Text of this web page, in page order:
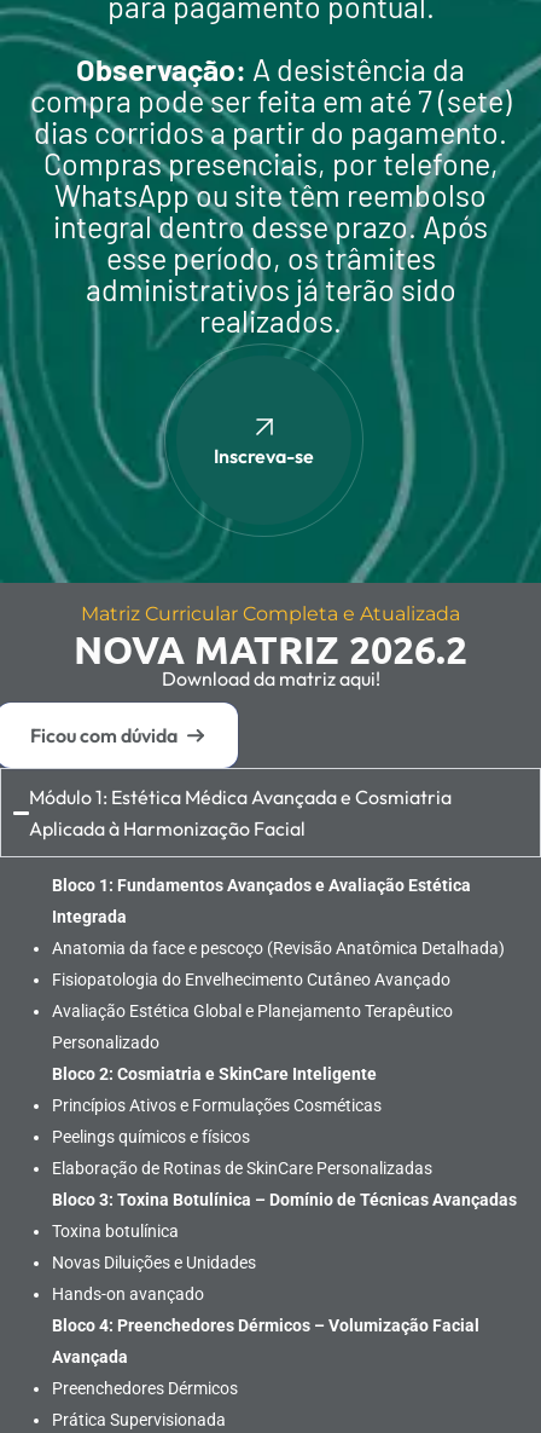
Inscreva-se
Observação: A desistência da
compra pode ser feita em até 7 (sete)
dias corridos a partir do pagamento.
Compras presenciais, por telefone,
WhatsApp ou site têm reembolso
integral dentro desse prazo. Após
esse período, os trâmites
administrativos já terão sido
realizados.
Matriz Curricular Completa e Atualizada
NOVA MATRIZ 2026.2
Download da matriz aqui!
Ficou com dúvida
Módulo 1: Estética Médica Avançada e Cosmiatria
Aplicada à Harmonização Facial
Bloco 1: Fundamentos Avançados e Avaliação Estética
Integrada
Anatomia da face e pescoço (Revisão Anatômica Detalhada)
Fisiopatologia do Envelhecimento Cutâneo Avançado
Avaliação Estética Global e Planejamento Terapêutico
Personalizado
Bloco 2: Cosmiatria e SkinCare Inteligente
Princípios Ativos e Formulações Cosméticas
Peelings químicos e físicos
Elaboração de Rotinas de SkinCare Personalizadas
Bloco 3: Toxina Botulínica – Domínio de Técnicas Avançadas
Toxina botulínica
Novas Diluições e Unidades
Hands-on avançado
Bloco 4: Preenchedores Dérmicos – Volumização Facial
Avançada
Preenchedores Dérmicos
Prática Supervisionada